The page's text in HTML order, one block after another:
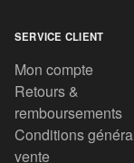
SERVICE CLIENT
Mon compte
Retours &
remboursements
Conditions
vente